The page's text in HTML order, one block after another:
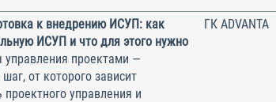
к внедрению ИСУП: как
ИСУП и что для этого нужно
проектами —
от которого зависит
управления и
ГК ADVANTA